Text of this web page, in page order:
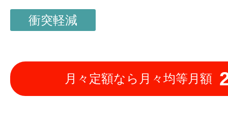
衝突軽減
月々定額なら月々均等月額